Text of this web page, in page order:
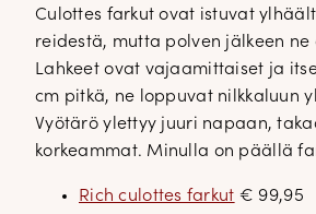
Culottes farkut ovat istuvat
reidestä, mutta polven jälkeen ne
Lahkeet ovat vajaamittaiset ja
cm pitkä, ne loppuvat nilkkaluun
Vyötärö ylettyy juuri napaan,
korkeammat. Minulla on päällä
Rich culottes farkut € 99,95